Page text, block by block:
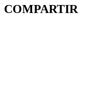
COMPARTIR